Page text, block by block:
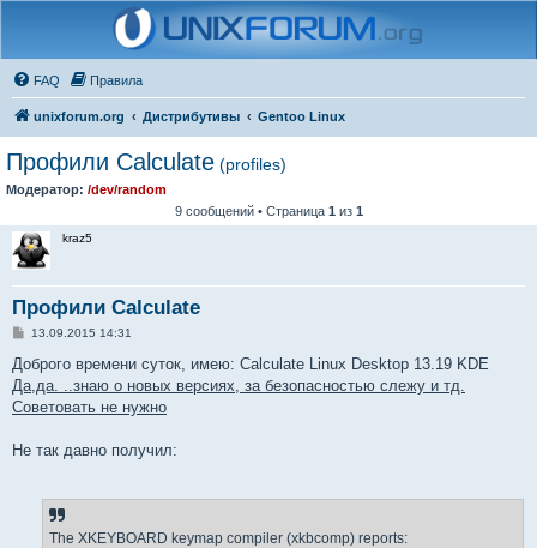
FAQ Правила
unixforum.org Дистрибутивы Gentoo Linux
Профили Calculate (profiles)
Модератор: /dev/random
9 сообщений • Страница 1 из 1
kraz5
Профили Calculate
С
о
щ
е
н
е
13.09.2015 14:31
Доброго времени суток, имею: Calculate Linux Desktop 13.19 KDE
Да,да. ..знаю о новых версиях, за безопасностью слежу и тд.
Советовать не нужно
Не так давно получил:
The XKEYBOARD keymap compiler (xkbcomp) reports: